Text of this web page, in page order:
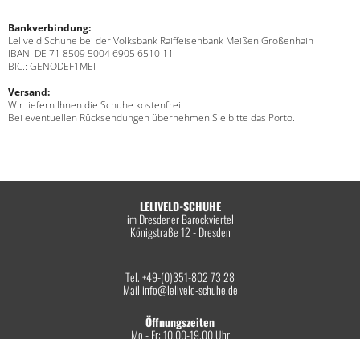
Bankverbindung:
Leliveld Schuhe bei der Volksbank Raiffeisenbank Meißen Großenhain
IBAN: DE 71 8509 5004 6905 6510 11
BIC.: GENODEF1MEI
Versand:
Wir liefern Ihnen die Schuhe kostenfrei.
Bei eventuellen Rücksendungen übernehmen Sie bitte das Porto.
LELIVELD-SCHUHE
im Dresdener Barockviertel
Königstraße 12 - Dresden
Tel. +49-(0)351-802 73 28
Mail info@leliveld-schuhe.de
Öffnungszeiten
Mo - Fr: 10.00-19.00 Uhr